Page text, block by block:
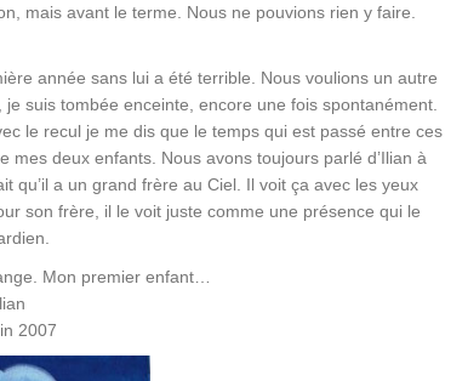
mais avant le terme. Nous ne pouvions rien y faire.
année sans lui a été terrible. Nous voulions un autre
suis tombée enceinte, encore une fois spontanément.
le recul je me dis que le temps qui est passé entre ces
mes deux enfants. Nous avons toujours parlé d’Ilian à
qu’il a un grand frère au Ciel. Il voit ça avec les yeux
son frère, il le voit juste comme une présence qui le
Mon premier enfant…
2007